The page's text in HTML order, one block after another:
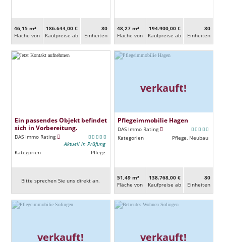
46,15 m²
Fläche von
186.644,00 €
Kaufpreise ab
80
Ein­heiten
48,27 m²
Fläche von
194.900,00 €
Kaufpreise ab
80
Ein­heiten
Ein passendes Objekt befindet
sich in Vorbereitung.
DAS Immo Rating
Aktuell in Prüfung
Kategorien
Pflege
Bitte sprechen Sie uns direkt an.
verkauft!
Pflegeimmobilie Hagen
DAS Immo Rating
Kategorien
Pflege, Neubau
51,49 m²
Fläche von
138.768,00 €
Kaufpreise ab
80
Ein­heiten
verkauft! verkauft!